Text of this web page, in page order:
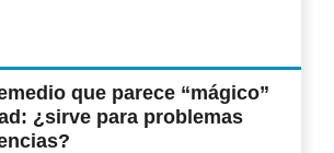
que parece “mágico”
¿sirve para problemas